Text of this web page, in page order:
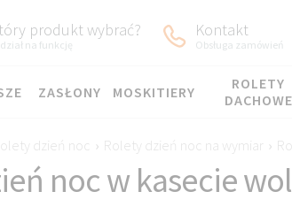
produkt wybrać?
na funkcję
Kontakt
Obsługa zamówień
ZASŁONY MOSKITIERY
ROLETY
DACHOWE
dzień noc › Rolety dzień noc na wymiar ›
noc w kasecie